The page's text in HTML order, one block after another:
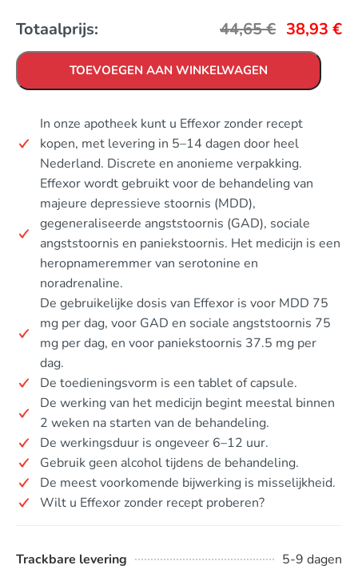
Totaalprijs: 44,65€ 38,93 €
TOEVOEGEN AAN WINKELWAGEN
In onze apotheek kunt u Effexor zonder recept
kopen, met levering in 5–14 dagen door heel
Nederland. Discrete en anonieme verpakking.
Effexor wordt gebruikt voor de behandeling van
majeure depressieve stoornis (MDD),
gegeneraliseerde angststoornis (GAD), sociale
angststoornis en paniekstoornis. Het medicijn is een
heropnameremmer van serotonine en
noradrenaline.
De gebruikelijke dosis van Effexor is voor MDD 75
mg per dag, voor GAD en sociale angststoornis 75
mg per dag, en voor paniekstoornis 37.5 mg per
dag.
De toedieningsvorm is een tablet of capsule.
De werking van het medicijn begint meestal binnen
2 weken na starten van de behandeling.
De werkingsduur is ongeveer 6–12 uur.
Gebruik geen alcohol tijdens de behandeling.
De meest voorkomende bijwerking is misselijkheid.
Wilt u Effexor zonder recept proberen?
Trackbare levering 5-9 dagen